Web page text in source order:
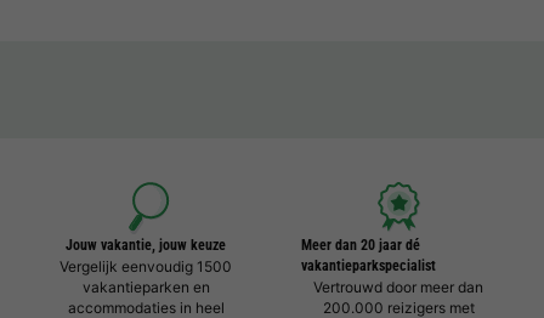
Jouw vakantie, jouw keuze
Vergelijk eenvoudig 1500
vakantieparken en
accommodaties in heel
Meer dan 20 jaar dé
vakantieparkspecialist
Vertrouwd door meer dan
200.000 reizigers met